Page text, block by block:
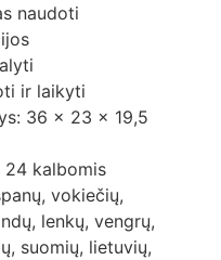
naudoti
ir laikyti
36 x 23 x 19,5
24 kalbomis
vokiečių,
lenkų, vengrų,
suomių, lietuvių,